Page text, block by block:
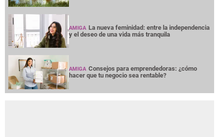
AMIGA La nueva feminidad: entre la independencia
y el deseo de una vida más tranquila
AMIGA Consejos para emprendedoras: ¿cómo
hacer que tu negocio sea rentable?